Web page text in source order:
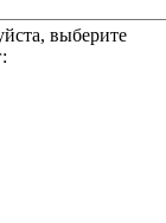
выберите